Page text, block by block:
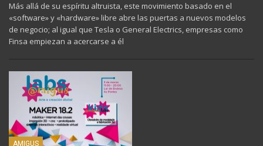
Más allá de su espíritu altruista, este movimiento basado en el
«software» y «hardware» libre abre las puertas a nuevos modelos
de negocio; al igual que Tesla o General Electrics, empresas como
Finsa empiezan a acercarse a él
AMIGUS